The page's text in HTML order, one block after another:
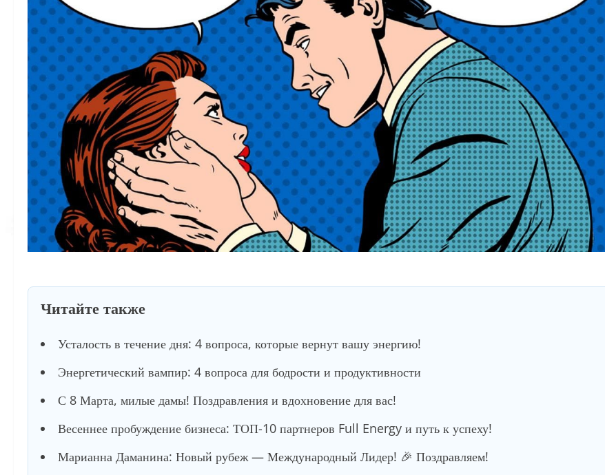
Читайте также
Усталость в течение дня: 4 вопроса, которые вернут вашу энергию!
Энергетический вампир: 4 вопроса для бодрости и продуктивности
С 8 Марта, милые дамы! Поздравления и вдохновение для вас!
Весеннее пробуждение бизнеса: ТОП-10 партнеров Full Energy и путь к успеху!
Марианна Даманина: Новый рубеж — Международный Лидер! 🎉 Поздравляем!